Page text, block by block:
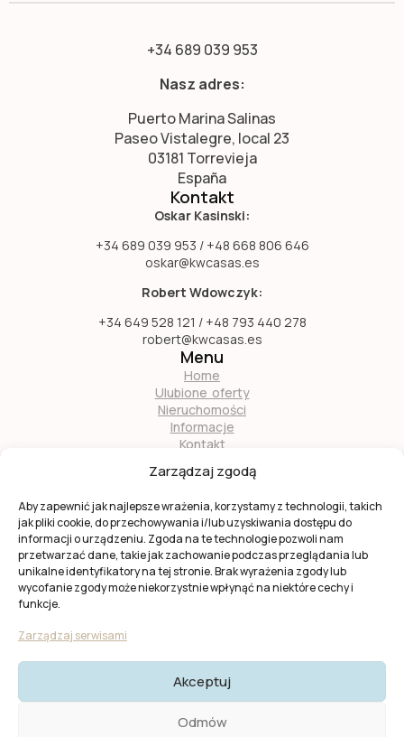
Zarządzaj zgodą
Aby zapewnić jak najlepsze wrażenia, korzystamy z technologii, takich
jak pliki cookie, do przechowywania i/lub uzyskiwania dostępu do
informacji o urządzeniu. Zgoda na te technologie pozwoli nam
przetwarzać dane, takie jak zachowanie podczas przeglądania lub
unikalne identyfikatory na tej stronie. Brak wyrażenia zgody lub
wycofanie zgody może niekorzystnie wpłynąć na niektóre cechy i
funkcje.
Zarządzaj serwisami
Akceptuj
Odmów
+34 689 039 953
Nasz adres:
Puerto Marina Salinas
Paseo Vistalegre, local 23
03181 Torrevieja
España
Kontakt
Oskar Kasinski:
+34 689 039 953 / +48 668 806 646
oskar@kwcasas.es
Robert Wdowczyk:
+34 649 528 121 / +48 793 440 278
robert@kwcasas.es
Menu
Home
Ulubione oferty
Nieruchomości
Informacje
Kontakt
Zostań naszym partnerem
Ta strona jest chroniona przez
Prywatności I Cookies